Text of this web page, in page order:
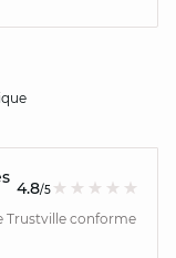
4.8/5
Trustville conforme